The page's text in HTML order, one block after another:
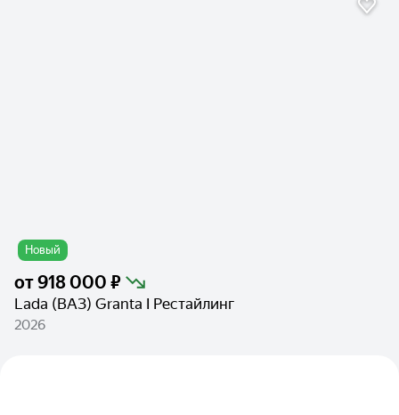
Новый
от918 000 ₽
Lada (ВАЗ) Granta I Рестайлинг
2026